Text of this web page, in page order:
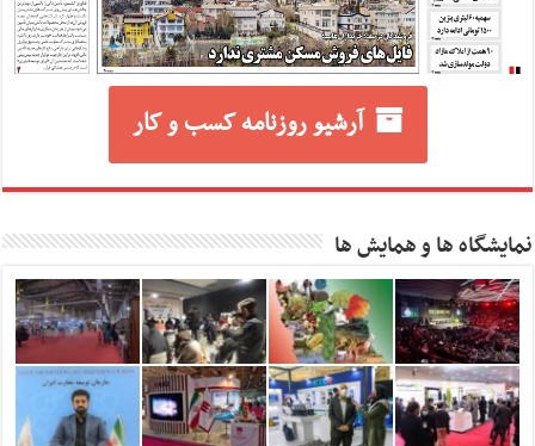
آرشیو روزنامه کسب و کار
نمایشگاه ها و همایش ها